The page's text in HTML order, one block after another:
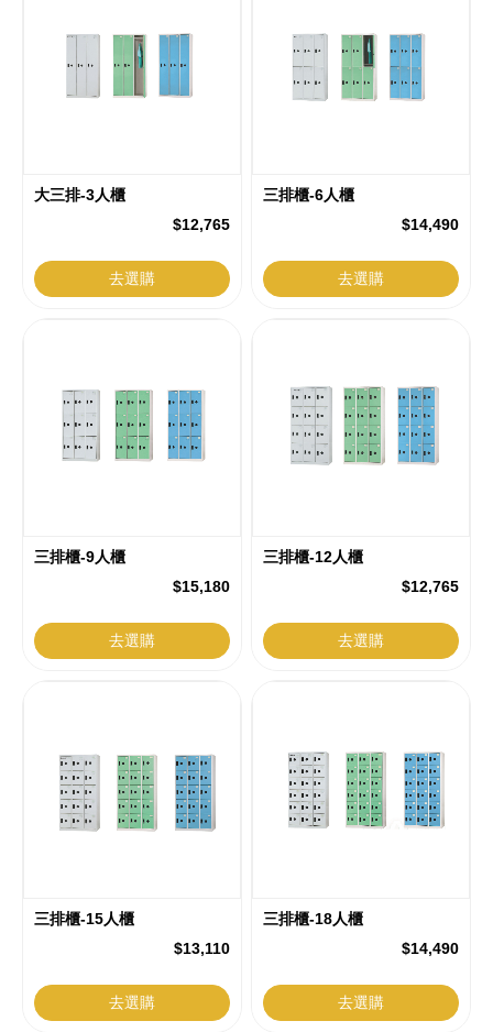
大三排-3人櫃
$12,765
去選購
三排櫃-6人櫃
$14,490
去選購
三排櫃-9人櫃
$15,180
去選購
三排櫃-12人櫃
$12,765
去選購
三排櫃-15人櫃
$13,110
去選購
三排櫃-18人櫃
$14,490
去選購